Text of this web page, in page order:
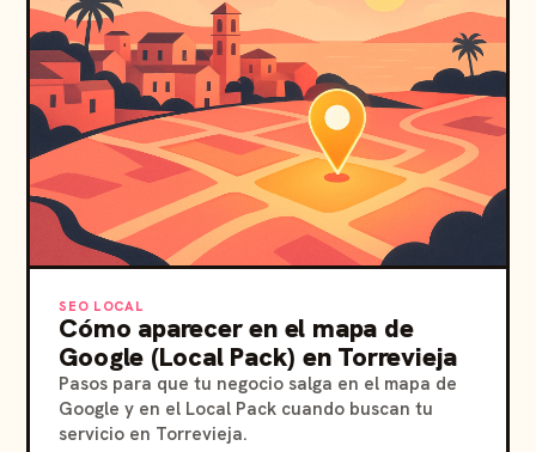
SEO LOCAL
Cómo aparecer en el mapa de
Google (Local Pack) en Torrevieja
Pasos para que tu negocio salga en el mapa de
Google y en el Local Pack cuando buscan tu
servicio en Torrevieja.